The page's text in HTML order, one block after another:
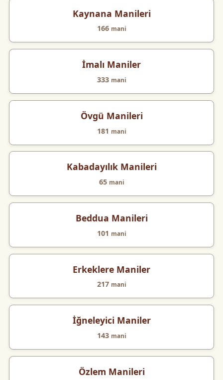
Kaynana Manileri
166 mani
İmalı Maniler
333 mani
Övgü Manileri
181 mani
Kabadayılık Manileri
65 mani
Beddua Manileri
101 mani
Erkeklere Maniler
217 mani
İğneleyici Maniler
143 mani
Özlem Manileri